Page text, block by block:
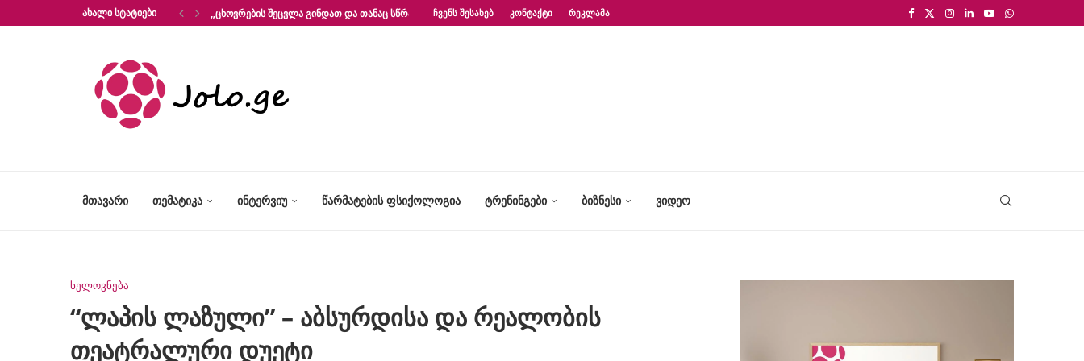
ᲐᲮᲐᲚᲘ ᲡᲢᲐᲢᲘᲔᲑᲘ „ᲪᲮᲝᲕᲠᲔᲑᲘᲡ ᲨᲔᲪᲕᲚᲐ ᲒᲘᲜᲓᲐᲗ ᲓᲐ ᲗᲐᲜᲐᲪ ᲡᲬᲠᲐᲤᲐᲓ?“ – ᲤᲡᲘᲥᲝᲚᲝᲒᲘᲡ...
ᲩᲕᲔᲜᲡ ᲨᲔᲡᲐᲮᲔᲑ ᲙᲝᲜᲢᲐᲥᲢᲘ ᲠᲔᲙᲚᲐᲛᲐ
ᲛᲗᲐᲕᲐᲠᲘ ᲗᲔᲛᲐᲢᲘᲙᲐ ᲘᲜᲢᲔᲠᲕᲘᲣ ᲬᲐᲠᲛᲐᲢᲔᲑᲘᲡ ᲤᲡᲘᲥᲝᲚᲝᲒᲘᲐ ᲢᲠᲔᲜᲘᲜᲒᲔᲑᲘ ᲑᲘᲖᲜᲔᲡᲘ ᲕᲘᲓᲔᲝ
ხელოვნება
“ლაპის ლაზული” – აბსურდისა და რეალობის
თეატრალური დუეტი